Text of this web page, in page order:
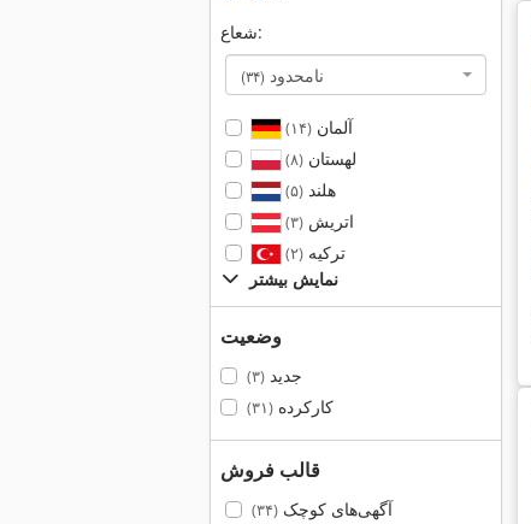
شعاع:
نامحدود (۳۴)
آلمان(۱۴)
لهستان(۸)
هلند(۵)
اتریش(۳)
ترکیه(۲)
نمایش بیشتر
وضعیت
جدید(۳)
کارکرده(۳۱)
قالب فروش
آگهی‌های کوچک(۳۴)